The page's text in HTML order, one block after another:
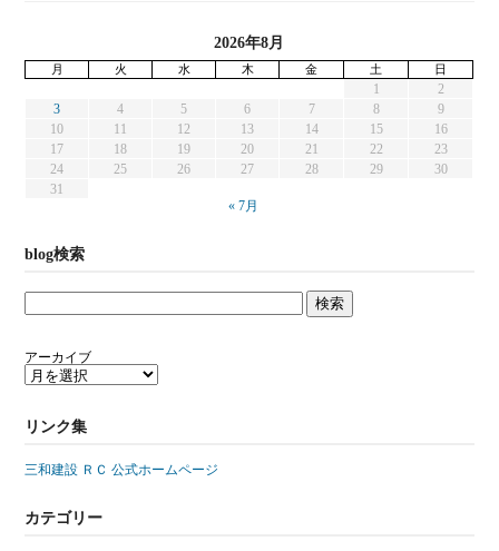
2026年8月
月 火 水 木 金 土 日
1
2
3
4 5 6 7 8
9
10
11 12 13 14 15
16
17
18 19 20 21 22
23
24
25 26 27 28 29
30
31
« 7月
blog検索
アーカイブ
リンク集
三和建設 ＲＣ 公式ホームページ
カテゴリー